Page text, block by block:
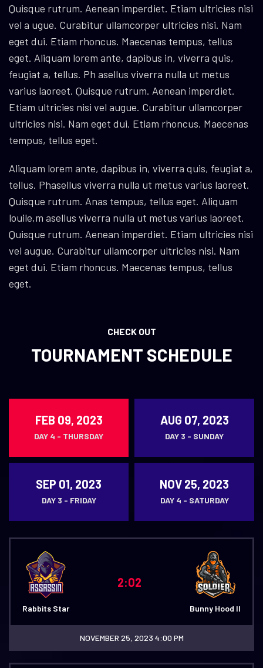
Quisque rutrum. Aenean imperdiet. Etiam ultricies nisi
vel a ugue. Curabitur ullamcorper ultricies nisi. Nam
eget dui. Etiam rhoncus. Maecenas tempus, tellus
eget. Aliquam lorem ante, dapibus in, viverra quis,
feugiat a, tellus. Ph asellus viverra nulla ut metus
varius laoreet. Quisque rutrum. Aenean imperdiet.
Etiam ultricies nisi vel augue. Curabitur ullamcorper
ultricies nisi. Nam eget dui. Etiam rhoncus. Maecenas
tempus, tellus eget.
Aliquam lorem ante, dapibus in, viverra quis, feugiat a,
tellus. Phasellus viverra nulla ut metus varius laoreet.
Quisque rutrum. Anas tempus, tellus eget. Aliquam
louile,m asellus viverra nulla ut metus varius laoreet.
Quisque rutrum. Aenean imperdiet. Etiam ultricies nisi
vel augue. Curabitur ullamcorper ultricies nisi. Nam
eget dui. Etiam rhoncus. Maecenas tempus, tellus
eget.
CHECK OUT
TOURNAMENT SCHEDULE
FEB 09, 2023
DAY 4 - THURSDAY
AUG 07, 2023
DAY 3 - SUNDAY
SEP 01, 2023
DAY 3 - FRIDAY
NOV 25, 2023
DAY 4 - SATURDAY
Rabbits Star
2:02
Bunny Hood II
NOVEMBER 25, 2023 4:00 PM